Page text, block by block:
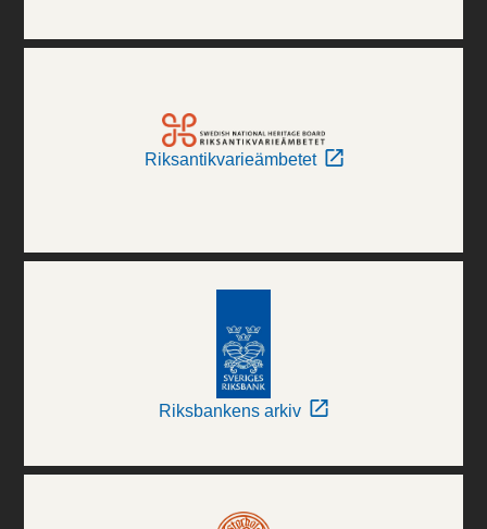
Riksantikvarieämbetet
Riksbankens arkiv